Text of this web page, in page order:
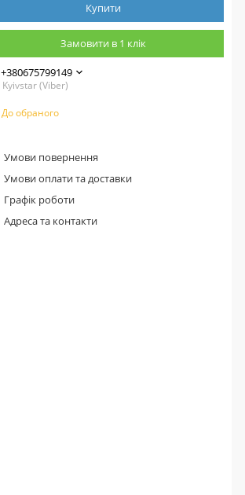
Купити
Замовити в 1 клік
+380675799149
Kyivstar (Viber)
До обраного
Умови повернення
Умови оплати та доставки
Графік роботи
Адреса та контакти